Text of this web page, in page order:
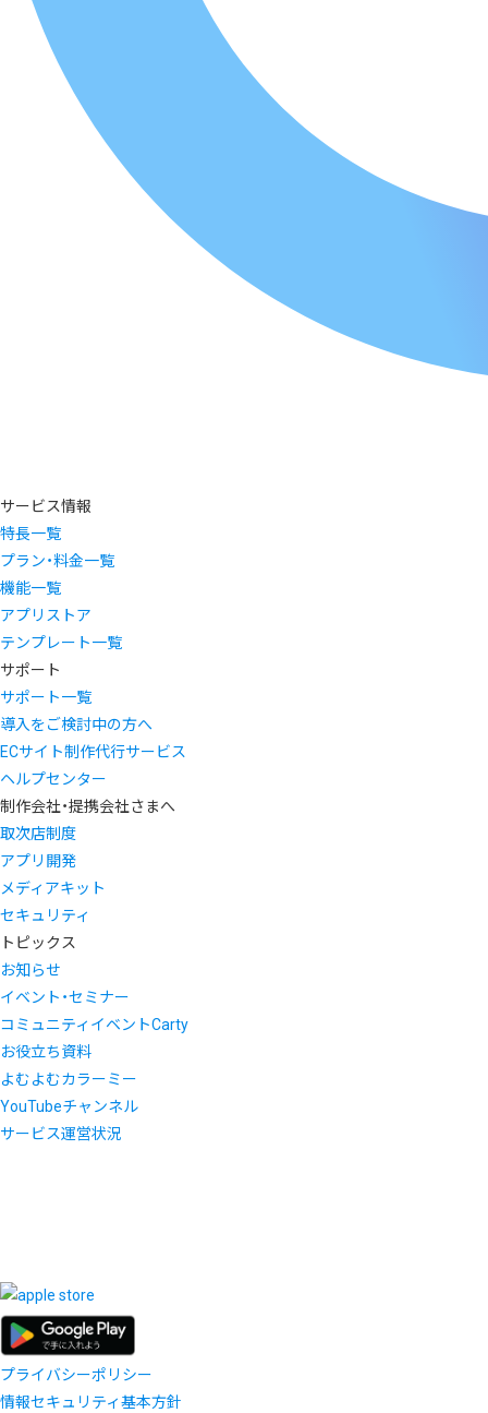
サービス情報
特長一覧
プラン・料金一覧
機能一覧
アプリストア
テンプレート一覧
サポート
サポート一覧
導入をご検討中の方へ
ECサイト制作代行サービス
ヘルプセンター
制作会社・提携会社さまへ
取次店制度
アプリ開発
メディアキット
セキュリティ
トピックス
お知らせ
イベント・セミナー
コミュニティイベントCarty
お役立ち資料
よむよむカラーミー
YouTubeチャンネル
サービス運営状況
プライバシーポリシー
情報セキュリティ基本方針